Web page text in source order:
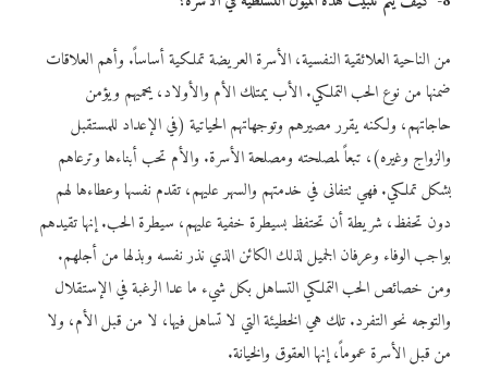
من الناحية العلائقية النفسية، الأسرة العريضة تملكية أساساً. وأهم العلاقات
ضمنها من نوع الحب التملكي. الأب يمتلك الأم والأولاد، يحميهم ويؤمن
حاجاتهم، ولكنه يقرر مصيرهم وتوجهاتهم الحياتية (في الإعداد للمستقبل
والزواج وغيره)، تبعاً لمصلحته ومصلحة الأسرة. والأم تحب أبناءها وترعاهم
بشكل تملكي. فهي تتفانى في خدمتهم والسهر عليهم، تقدم نفسها وعطاءها لهم
دون تحفظ، شريطة أن تحتفظ بسيطرة خفية عليهم، سيطرة الحب. إنها تقيدهم
بواجب الوفاء وعرفان الجميل لذلك الكائن الذي نذر نفسه وبذلها من أجلهم.
ومن خصائص الحب التملكي التساهل بكل شيء ما عدا الرغبة في الإستقلال
والتوجه نحو التفرد. تلك هي الخطيئة التي لا تساهل فيها، لا من قبل الأم، ولا
من قبل الأسرة عموماً، إنها العقوق والخيانة.